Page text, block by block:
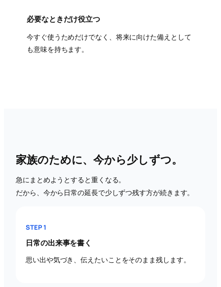
必要なときだけ役立つ
今すぐ使うためだけでなく、将来に向けた備えとして
も意味を持ちます。
家族のために、今から少しずつ。
急にまとめようとすると重くなる。
だから、今から日常の延長で少しずつ残す方が続きます。
STEP 1
日常の出来事を書く
思い出や気づき、伝えたいことをそのまま残します。